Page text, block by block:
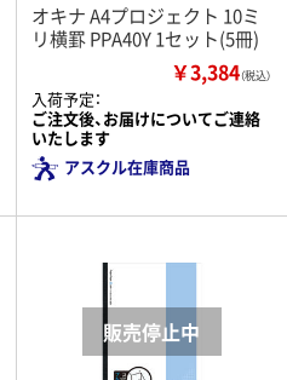
オキナ A4プロジェクト 10ミ
リ横罫 PPA40Y 1セット(5冊)
￥3,384（税込）
入荷予定：
ご注文後、お届けについてご連絡
いたします
アスクル在庫商品